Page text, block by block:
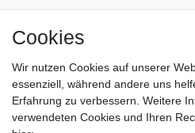
Di-Fr von 10.00 - 18.30 Uhr
Sa von 11.00 - 16.00 Uhr
Besuchen Sie unsere
gerne.
Cookies
Wir nutzen Cookies auf unserer
essenziell, während andere uns
Erfahrung zu verbessern. Weitere
verwendeten Cookies und Ihren